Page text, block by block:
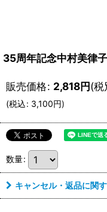
35周年記念中村美律
販売価格: 2,818円(税
(税込: 3,100円)
数量:
キャンセル・返品に関